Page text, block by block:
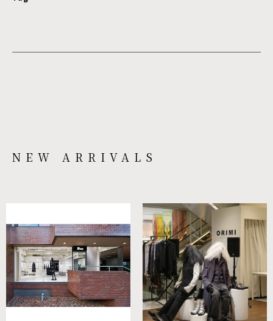
NEW ARRIVALS